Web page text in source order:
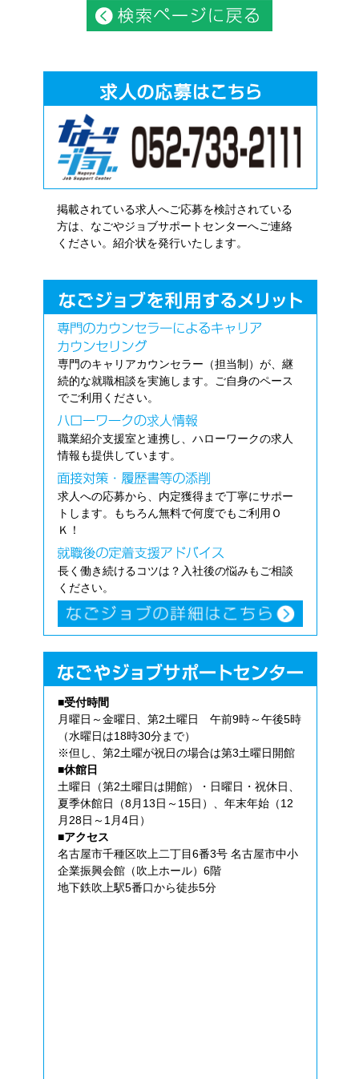
掲載されている求人へご応募を検討されている
方は、なごやジョブサポートセンターへご連絡
ください。紹介状を発行いたします。
専門のキャリアカウンセラー（担当制）が、継
続的な就職相談を実施します。ご自身のペース
でご利用ください。
職業紹介支援室と連携し、ハローワークの求人
情報も提供しています。
求人への応募から、内定獲得まで丁寧にサポー
トします。もちろん無料で何度でもご利用Ｏ
Ｋ！
長く働き続けるコツは？入社後の悩みもご相談
ください。
■受付時間
月曜日～金曜日、第2土曜日 午前9時～午後5時
（水曜日は18時30分まで）
※但し、第2土曜が祝日の場合は第3土曜日開館
■休館日
土曜日（第2土曜日は開館）・日曜日・祝休日、
夏季休館日（8月13日～15日）、年末年始（12
月28日～1月4日）
■アクセス
名古屋市千種区吹上二丁目6番3号 名古屋市中小
企業振興会館（吹上ホール）6階
地下鉄吹上駅5番口から徒歩5分